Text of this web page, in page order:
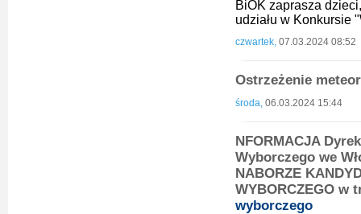
BiOK zaprasza
udziału w Konkursie
czwartek, 07.03.2024 08:52
Ostrzeżenie
środa, 06.03.2024 15:44
NFORMACJA
Wyborczego we
NABORZE
WYBORCZEGO w
wyborczego